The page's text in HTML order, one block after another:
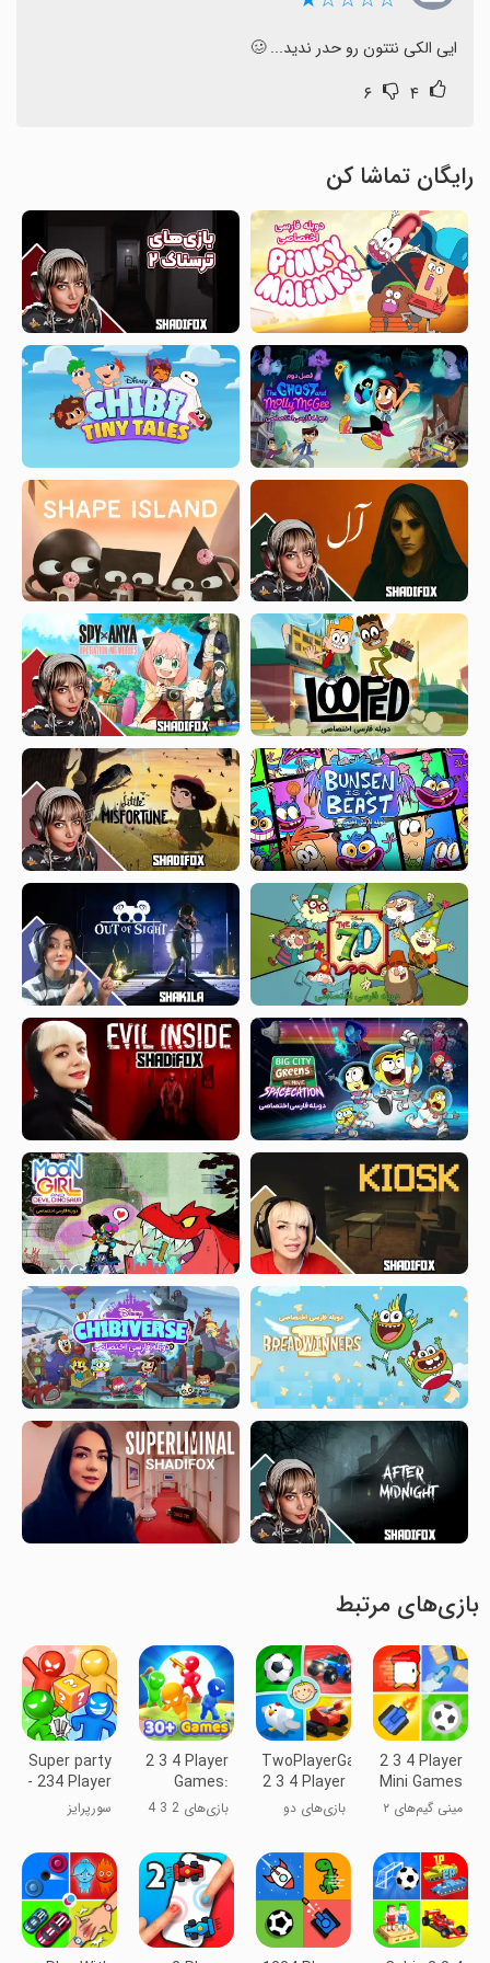
ایی الکی نتتون رو حدر ندید... 🥴
۴ ۶
رایگان تماشا کن
بازی‌های مرتبط
2 3 4 Player
Mini Games
مینی گیم‌های ۲
TwoPlayerGames
2 3 4 Player
بازی‌های دو
2 3 4 Player
Games:
1234
بازی‌های 2 3 4
Super party
- 234 Player
Games
سورپرایز
بازی‌های ۲۳۴
نفره